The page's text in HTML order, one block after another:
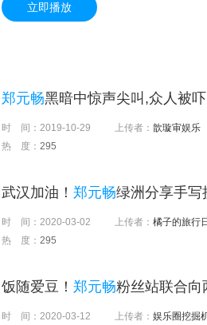
立即播放
郑元畅黑暗中惊声尖叫,众人被
时 间： 2019-10-29 上传者： 歆璇审娱乐
热 度： 295
武汉加油！ 郑元畅绿洲分享手写
时 间： 2020-03-02 上传者： 橘子的旅行
热 度： 295
饭随爱豆！ 郑元畅粉丝站联合向
时 间： 2020-03-12 上传者： 娱乐圈挖掘